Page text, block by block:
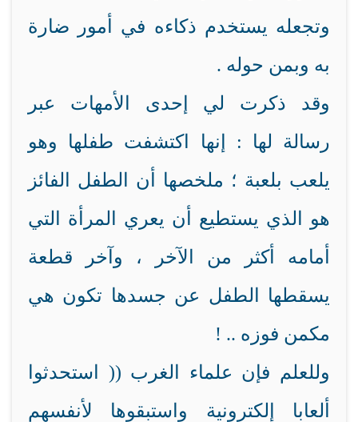
وتجعله يستخدم ذكاءه في أمور ضارة
به وبمن حوله .
وقد ذكرت لي إحدى الأمهات عبر
رسالة لها : إنها اكتشفت طفلها وهو
يلعب بلعبة ؛ ملخصها أن الطفل الفائز
هو الذي يستطيع أن يعري المرأة التي
أمامه أكثر من الآخر ، وآخر قطعة
يسقطها الطفل عن جسدها تكون هي
مكمن فوزه .. !
وللعلم فإن علماء الغرب (( استحدثوا
ألعابا إلكترونية واستبقوها لأنفسهم